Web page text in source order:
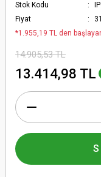
Stok Kodu
Fiyat
*1.955,19 TL den
14.905,53 TL
13.414,98 TL